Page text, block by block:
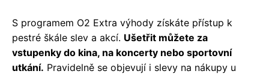
S programem O2 Extra výhody získáte přístup k
pestré škále slev a akcí. Ušetřit můžete za
vstupenky do kina, na koncerty nebo sportovní
utkání. Pravidelně se objevují i slevy na nákupy u